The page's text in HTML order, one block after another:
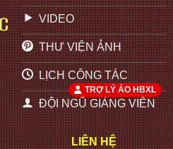
VIDEO
THƯ VIỆN ẢNH
LỊCH CÔNG TÁC
ĐỘI NGŨ GIẢNG VIÊN
LIÊN HỆ
TRỢ LÝ ẢO HBXL